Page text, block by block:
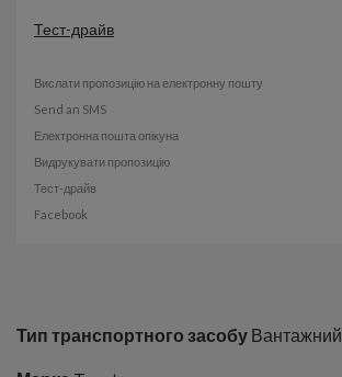
Тест-драйв
Вислати пропозицію на електронну пошту
Send an SMS
Електронна пошта опікуна
Видрукувати пропозицію
Тест-драйв
Facebook
Тип транспортного засобу Вантажний